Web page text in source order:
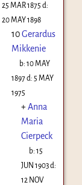
25 MAR 1875 d:
20 MAY 1898
10Gerardus
Mikkenie
b:10 MAY
1897d: 5 MAY
1975
+Anna
Maria
Cierpeck
b:15
JUN 1903d:
12 NOV